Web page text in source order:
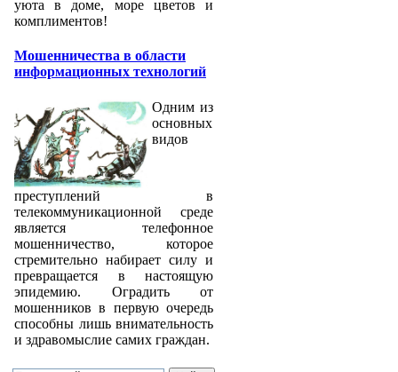
уюта в доме, море цветов и
комплиментов!
Мошенничества в области
информационных технологий
Одним из
основных
видов
преступлений в
телекоммуникационной среде
является телефонное
мошенничество, которое
стремительно набирает силу и
превращается в настоящую
эпидемию. Оградить от
мошенников в первую очередь
способны лишь внимательность
и здравомыслие самих граждан.